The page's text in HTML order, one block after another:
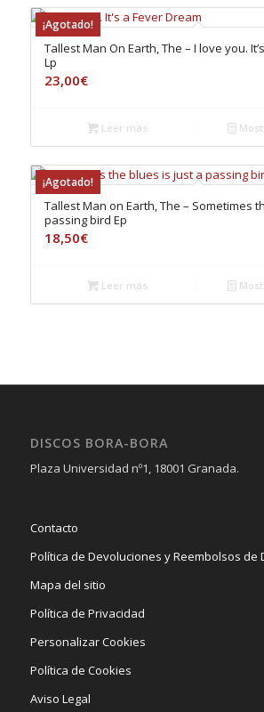
¡Agotado!
Tallest Man On Earth, The – I love you.
Lp
23,00€
Leer más
¡Agotado!
Tallest Man on Earth, The – Sometimes
passing bird Ep
18,50€
Leer más
DISCOS BORA-BORA
Plaza Universidad nº1, 18001 Granada.
Contacto
Política de Devoluciones y Reembolsos de
Mapa del sitio
Política de Privacidad
Personalizar Cookies
Política de Cookies
Aviso Legal